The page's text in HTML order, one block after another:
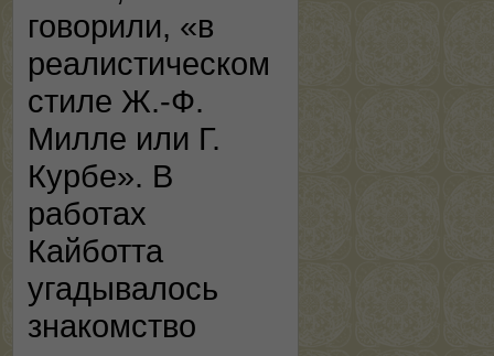
говорили, «в
реалистическом
стиле Ж.-Ф.
Милле или Г.
Курбе». В
работах
Кайботта
угадывалось
знакомство